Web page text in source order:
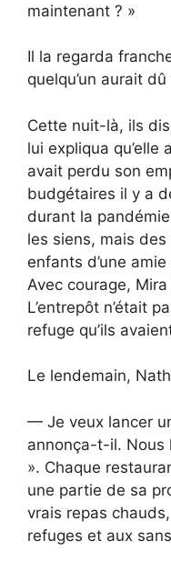
maintenant ? »
Il la regarda
quelqu’un aurait
Cette nuit-là, ils
lui expliqua qu’elle
avait perdu son
budgétaires il y a
durant la
les siens, mais
enfants d’une
Avec courage,
L’entrepôt n’était
refuge qu’ils
Le lendemain,
— Je veux lancer
annonça-t-il. Nous
». Chaque
une partie de sa
vrais repas
refuges et aux